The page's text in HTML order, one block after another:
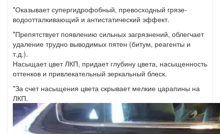
*Оказывает супергидрофобный, превосходный грязе-
водоотталкивающий и антистатический эффект.
*Препятствует появлению сильных загрязнений, облегчает
удаление трудно выводимых пятен (битум, реагенты и
т.д.).
Насыщает цвет ЛКП, придает глубину цвета, насыщенность
оттенков и привлекательный зеркальный блеск.
*За счет насыщения цвета скрывает мелкие царапины на
ЛКП.